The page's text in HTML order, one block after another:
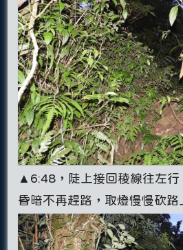
▲6:48，陡上接回稜線往左行
昏暗不再趕路，取燈慢慢砍路